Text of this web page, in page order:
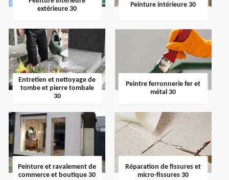
extérieure 30
Peinture intérieure 30
Entretien et nettoyage de
tombe et pierre tombale
30
Peintre ferronnerie fer et
métal 30
Peinture et ravalement de
commerce et boutique 30
Réparation de fissures et
micro-fissures 30